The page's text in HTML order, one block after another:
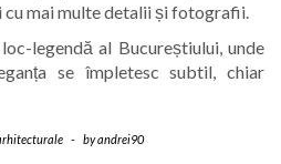
mai multe detalii și fotografii.
legendă al Bucureștiului, unde
se împletesc subtil, chiar
- byandrei90